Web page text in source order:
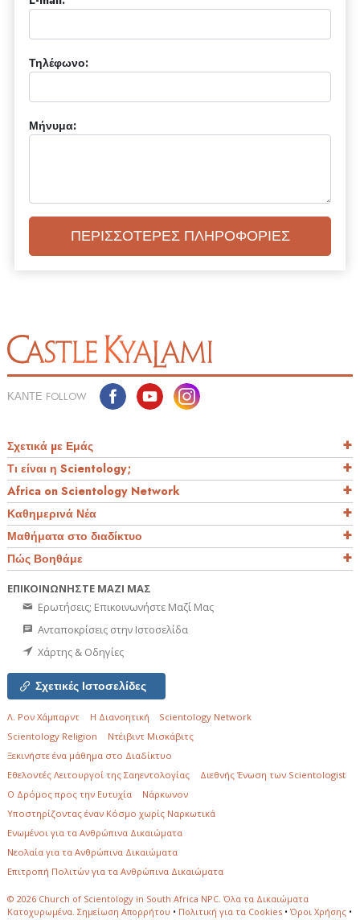
Τηλέφωνο:
Μήνυμα:
ΠΕΡΙΣΣΟΤΕΡΕΣ ΠΛΗΡΟΦΟΡΙΕΣ
ΚΑΝΤΕ FOLLOW
Σχετικά µε Εμάς
Τι είναι η Scientology;
Africa on Scientology Network
Καθημερινά Νέα
Μαθήματα στο διαδίκτυο
Πώς Βοηθάμε
ΕΠΙΚΟΙΝΩΝΗΣΤΕ ΜΑΖΙ ΜΑΣ
Ερωτήσεις; Επικοινωνήστε Μαζί Μας
Ανταποκρίσεις στην Ιστοσελίδα
Χάρτης & Οδηγίες
Σχετικές Ιστοσελίδες
Λ. Ρον Χάμπαρντ Η Διανοητική
Scientology Network
Scientology Religion
Ντέιβιντ Μισκάβιτς
Ξεκινήστε ένα μάθημα στο Διαδίκτυο
Εθελοντές Λειτουργοί της Σαηεντολογίας
Διεθνής Ένωση των Scientologist
Ο Δρόμος προς την Ευτυχία
Νάρκωνον
Υποστηρίζοντας έναν Κόσμο χωρίς Ναρκωτικά
Ενωµένοι για τα Ανθρώπινα Δικαιώµατα
Νεολαία για τα Ανθρώπινα Δικαιώματα
Επιτροπή Πολιτών για τα Ανθρώπινα Δικαιώματα
© 2026 Church of Scientology in South Africa NPC. Όλα τα Δικαιώματα
Κατοχυρωμένα. Σημείωση Απορρήτου • Πολιτική για τα Cookies • Όροι Χρήσης •